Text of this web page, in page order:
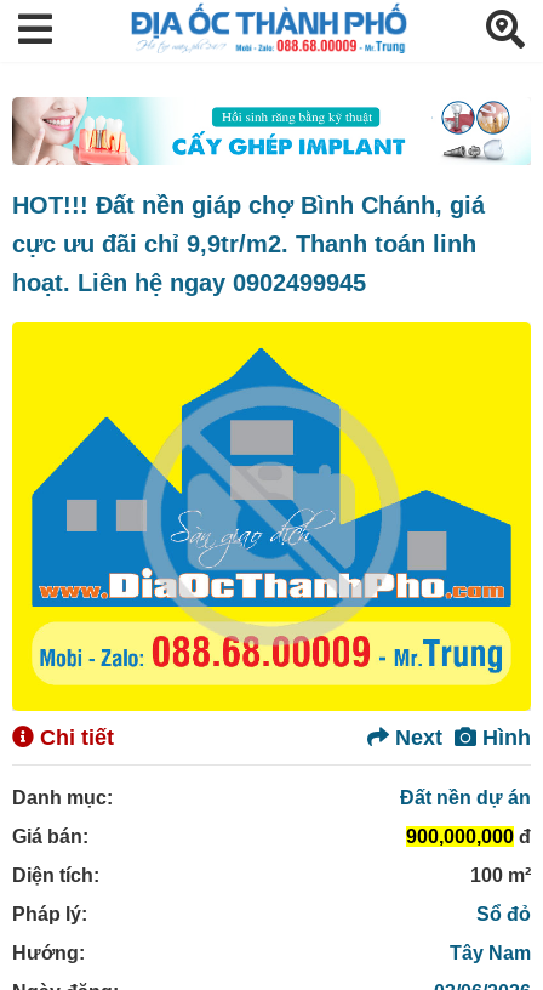
HOT!!! Đất nền giáp chợ Bình Chánh, giá
cực ưu đãi chỉ 9,9tr/m2. Thanh toán linh
hoạt. Liên hệ ngay 0902499945
Chi tiết Hình
Next
Danh mục:
Đất nền dự án
Giá bán:
900,000,000 đ
Diện tích:
100 m²
Pháp lý:
Sổ đỏ
Hướng:
Tây Nam